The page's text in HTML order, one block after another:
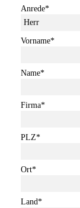
Anrede*
Vorname*
Name*
Firma*
PLZ*
Ort*
Land*